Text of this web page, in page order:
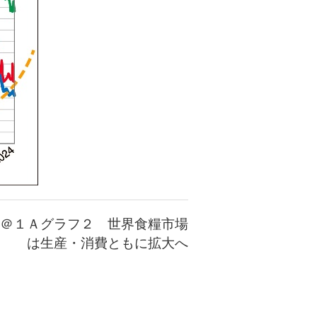
１Ａグラフ２ 世界食糧市場
は生産・消費ともに拡大へ